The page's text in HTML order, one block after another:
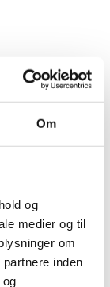
Om
og
medier og til
om
inden